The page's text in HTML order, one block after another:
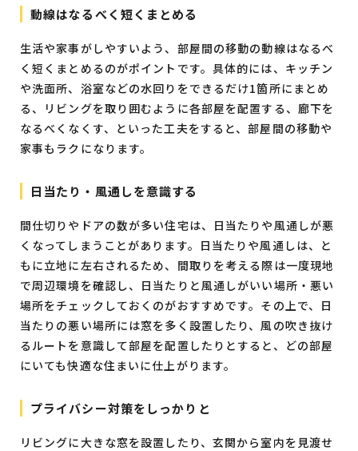
動線はなるべく短くまとめる
生活や家事がしやすいよう、部屋間の移動の動線はなるべ
く短くまとめるのがポイントです。具体的には、キッチン
や洗面所、浴室などの水回りをできるだけ1箇所にまとめ
る、リビングを取り囲むように各部屋を配置する、廊下を
なるべくなくす、といった工夫をすると、部屋間の移動や
家事もラクになります。
日当たり・風通しを意識する
間仕切りやドアの数が多い住宅は、日当たりや風通しが悪
くなってしまうことがあります。日当たりや風通しは、と
もに立地に左右されるため、間取りを考える際は一度現地
で周辺環境を確認し、日当たりと風通しがいい場所・悪い
場所をチェックしておくのがおすすめです。その上で、日
当たりの悪い場所には窓を多く設置したり、風の吹き抜け
るルートを意識して部屋を配置したりとすると、どの部屋
にいても快適な住まいに仕上がります。
プライバシー対策をしっかりと
リビングに大きな窓を設置したり、玄関から室内を見渡せ